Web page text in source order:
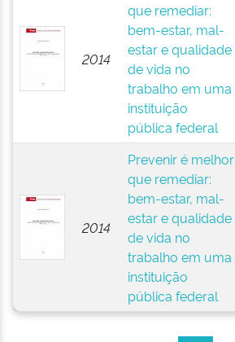
2014
que remediar:
bem-estar, mal-
estar e qualidade
de vida no
trabalho em uma
instituição
pública federal
2014
Prevenir é melhor
que remediar:
bem-estar, mal-
estar e qualidade
de vida no
trabalho em uma
instituição
pública federal